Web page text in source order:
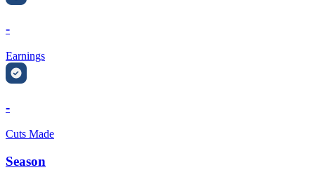
-
Earnings
-
Cuts Made
Season